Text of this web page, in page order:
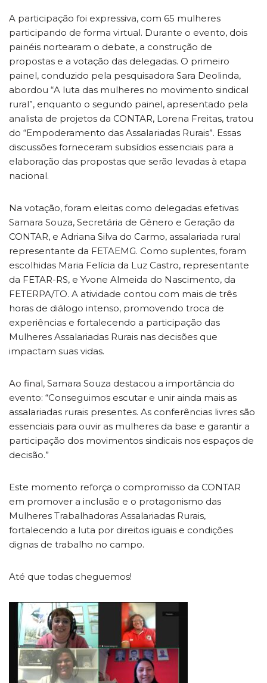
A participação foi expressiva, com 65 mulheres
participando de forma virtual. Durante o evento, dois
painéis nortearam o debate, a construção de
propostas e a votação das delegadas. O primeiro
painel, conduzido pela pesquisadora Sara Deolinda,
abordou “A luta das mulheres no movimento sindical
rural”, enquanto o segundo painel, apresentado pela
analista de projetos da CONTAR, Lorena Freitas, tratou
do “Empoderamento das Assalariadas Rurais”. Essas
discussões forneceram subsídios essenciais para a
elaboração das propostas que serão levadas à etapa
nacional.
Na votação, foram eleitas como delegadas efetivas
Samara Souza, Secretária de Gênero e Geração da
CONTAR, e Adriana Silva do Carmo, assalariada rural
representante da FETAEMG. Como suplentes, foram
escolhidas Maria Felícia da Luz Castro, representante
da FETAR-RS, e Yvone Almeida do Nascimento, da
FETERPA/TO. A atividade contou com mais de três
horas de diálogo intenso, promovendo troca de
experiências e fortalecendo a participação das
Mulheres Assalariadas Rurais nas decisões que
impactam suas vidas.
Ao final, Samara Souza destacou a importância do
evento: “Conseguimos escutar e unir ainda mais as
assalariadas rurais presentes. As conferências livres são
essenciais para ouvir as mulheres da base e garantir a
participação dos movimentos sindicais nos espaços de
decisão.”
Este momento reforça o compromisso da CONTAR
em promover a inclusão e o protagonismo das
Mulheres Trabalhadoras Assalariadas Rurais,
fortalecendo a luta por direitos iguais e condições
dignas de trabalho no campo.
Até que todas cheguemos!